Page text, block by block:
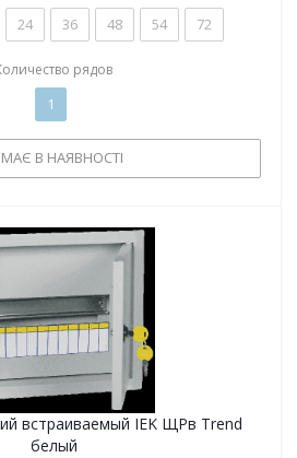
24 36 48 54 72
рядов
1
В НАЯВНОСТІ
встраиваемый IEK ЩРв Trend
белый